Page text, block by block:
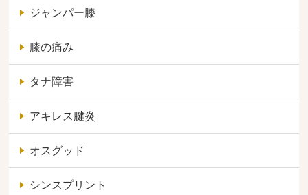
ジャンパー膝
膝の痛み
タナ障害
アキレス腱炎
オスグッド
シンスプリント